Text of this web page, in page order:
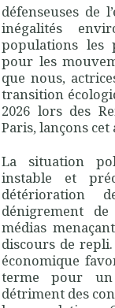
défenseuses de
inégalités
populations les
pour les
que nous,
transition
2026 lors des
Paris, lançons cet
La situation
instable et
détérioration
dénigrement
médias
discours de
économique
terme pour
détriment des